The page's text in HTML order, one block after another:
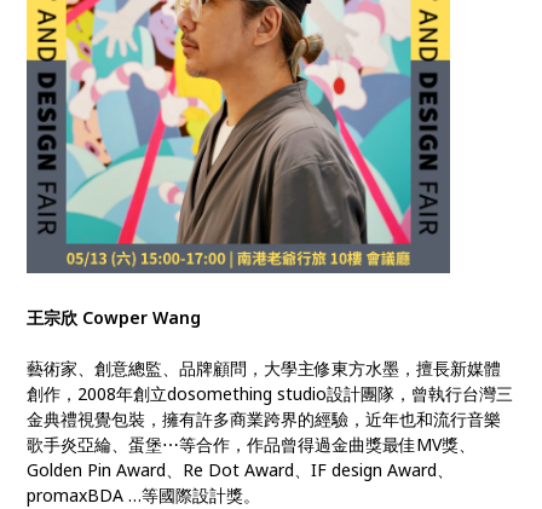
王宗欣 Cowper Wang
藝術家、創意總監、品牌顧問，大學主修東方水墨，擅長新媒體
創作，2008年創立dosomething studio設計團隊，曾執行台灣三
金典禮視覺包裝，擁有許多商業跨界的經驗，近年也和流行音樂
歌手炎亞綸、蛋堡⋯等合作，作品曾得過金曲獎最佳MV獎、
Golden Pin Award、Re Dot Award、IF design Award、
promaxBDA …等國際設計獎。